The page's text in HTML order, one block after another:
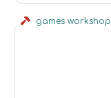
ANGLED (COMBINED)
games workshop